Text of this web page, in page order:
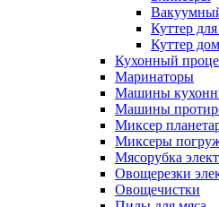
Куттер
Куттер
Кухонный
Маринаторы
Машины
Машины
Миксер
Миксеры
Мясорубка
Овощерезки
Овощечистки